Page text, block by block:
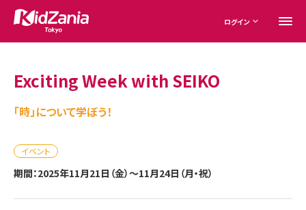
ログイン
Exciting Week with SEIKO
「時」について学ぼう！
イベント
期間：2025年11月21日（金）～11月24日（月・祝）